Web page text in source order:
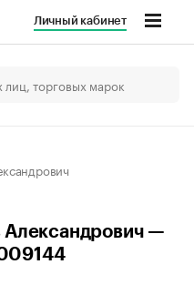
Личный кабинет
—